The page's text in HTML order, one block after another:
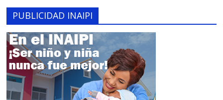
PUBLICIDAD INAIPI